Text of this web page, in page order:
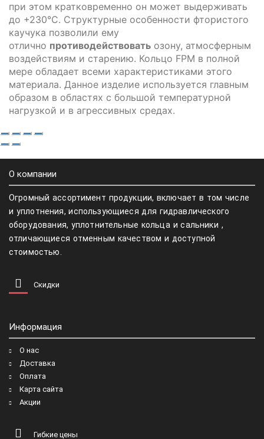
при этом кратковременно он может выдерживать
до +230°C. Структурные особенности фтористого
каучука позволили ему
отлично противодействовать озону, атмосферным
воздействиям и старению. Кольцо FPM в полной
мере обладает всеми характеристиками этого
материала. Данное изделие используется главным
образом в областях с большой температурной
нагрузкой и в агрессивных средах.
О компании
Огромный ассортимент продукции, включает в том числе
и уплотнения, использующиеся для гидравлического
оборудования, уплотнительные кольца и сальники ,
отличающиеся отменным качеством и доступной
стоимостью.
Скидки
Информация
О нас
Доставка
Оплата
Карта сайта
Акции
Гибкие цены